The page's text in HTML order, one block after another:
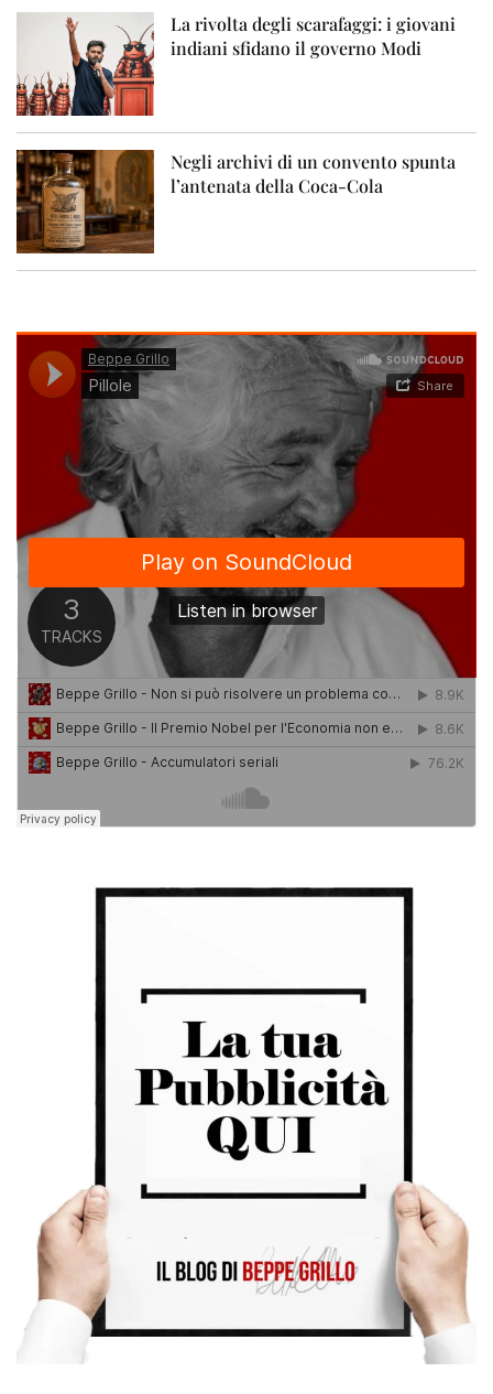
La rivolta degli scarafaggi: i giovani
indiani sfidano il governo Modi
Negli archivi di un convento spunta
l’antenata della Coca-Cola